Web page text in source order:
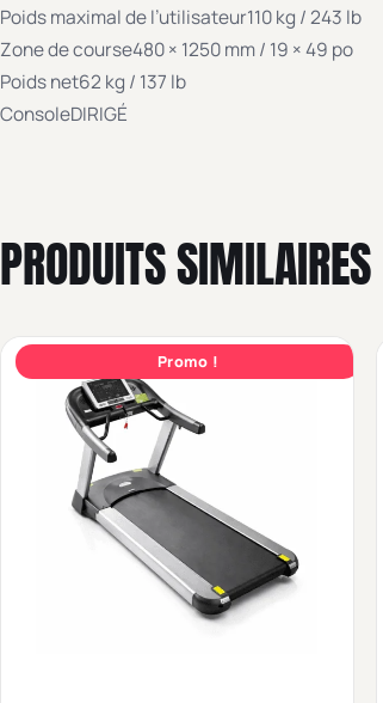
Poids maximal de l’utilisateur110 kg / 243 lb
Zone de course480 × 1250 mm / 19 × 49 po
Poids net62 kg / 137 lb
ConsoleDIRIGÉ
PRODUITS SIMILAIRES
Promo !